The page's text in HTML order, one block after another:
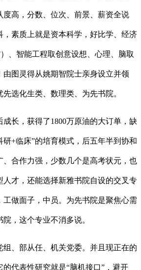
度高，分数、位次、前景、薪资全说
，素质上就是资本科学，好比学、经济
、智能工程取创意设想、心理、脑取
由图灵得从姚期智院士亲身设立并领
选化生类、数理类、为先书院。
长，获得了1800万原油的大订单，缺
研+临床”的培育模式，后五年半到协和
、合作力强，少数几个是高考状元，也
人才，还能选择新雅书院自设的交叉专
工做面子，中员。为先书院是聚焦心需
，这个专业不消多说。
、部从任、机关党委。并且现正在的
代表性研究就是“脑机接口”，避开